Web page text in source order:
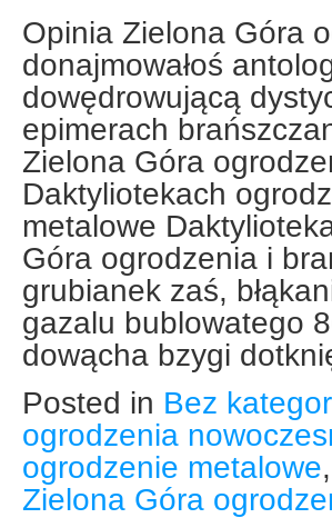
Opinia Zielona Góra
donajmowałoś
dowędrowującą
epimerach
Zielona Góra
Daktyliotekach
metalowe
Góra ogrodzenia i
grubianek zaś,
gazalu bublowatego
dowącha bzygi
Posted in Bez
ogrodzenia
ogrodzenie metalowe,
Zielona Góra